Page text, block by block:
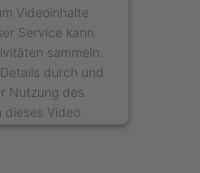
Videoinhalte
Service kann
sammeln.
durch und
Nutzung des
dieses Video